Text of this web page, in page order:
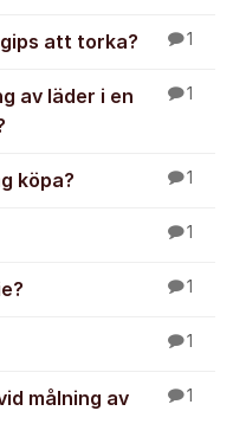
att torka? 1
av läder i en
1
köpa? 1
1
1
1
målning av
1